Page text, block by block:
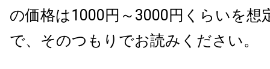
の価格は1000円～3000円くらいを想
で、そのつもりでお読みください。